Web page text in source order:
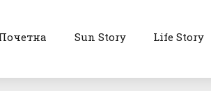
Sun Story Life Story